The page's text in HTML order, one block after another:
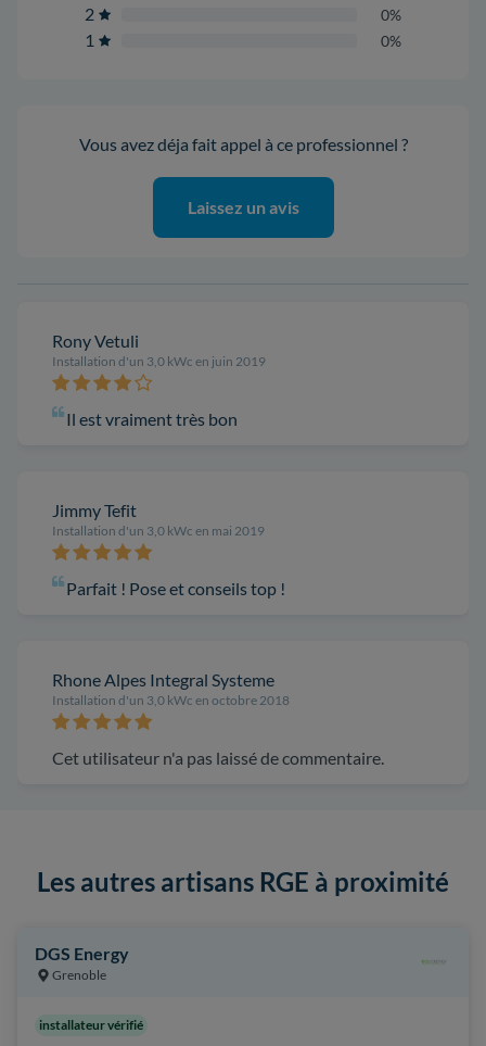
2 0%
1 0%
Vous avez déja fait appel à ce professionnel ?
Laissez un avis
Rony Vetuli
Installation d'un 3,0 kWc en juin 2019
Il est vraiment très bon
Jimmy Tefit
Installation d'un 3,0 kWc en mai 2019
Parfait ! Pose et conseils top !
Rhone Alpes Integral Systeme
Installation d'un 3,0 kWc en octobre 2018
Cet utilisateur n'a pas laissé de commentaire.
Les autres artisans RGE à proximité
DGS Energy
Grenoble
installateur vérifié